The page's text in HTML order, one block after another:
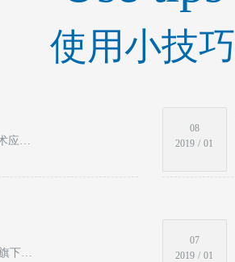
使用小技巧
回顾2018年这一年里，我们恪守“科技领先，品质超群”的宗旨，聚焦最前沿技术应用，攻坚克难、开拓进取，经过全面总结研究过去产品的质量问题和缺陷，我们全新开发了箭拓牌一系列的新款钢筋切断机产品，引领业内新一轮科技创新新浪潮。
08
2019 / 01
温州杰拓机电有限公司致力于钢筋加工机械行业发展，为客户提供优质服务，旗下自主研发的全新箭拓牌钢筋切断机系列产品已经被投用于高铁建设，助力我国高铁发展，并且产品远销美国、日本、韩国、加拿大、欧洲、澳洲、东南亚等国家和地位。
07
2019 / 01